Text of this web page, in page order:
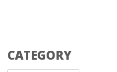
CATEGORY